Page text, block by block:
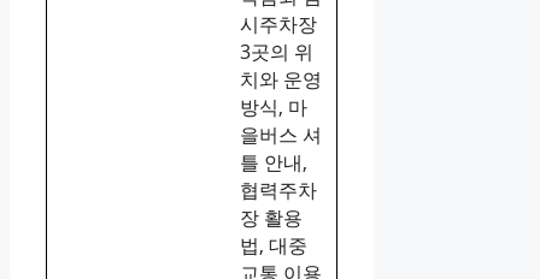
시주차장
3곳의 위
치와 운영
방식, 마
을버스 셔
틀 안내,
협력주차
장 활용
법, 대중
교통 이용